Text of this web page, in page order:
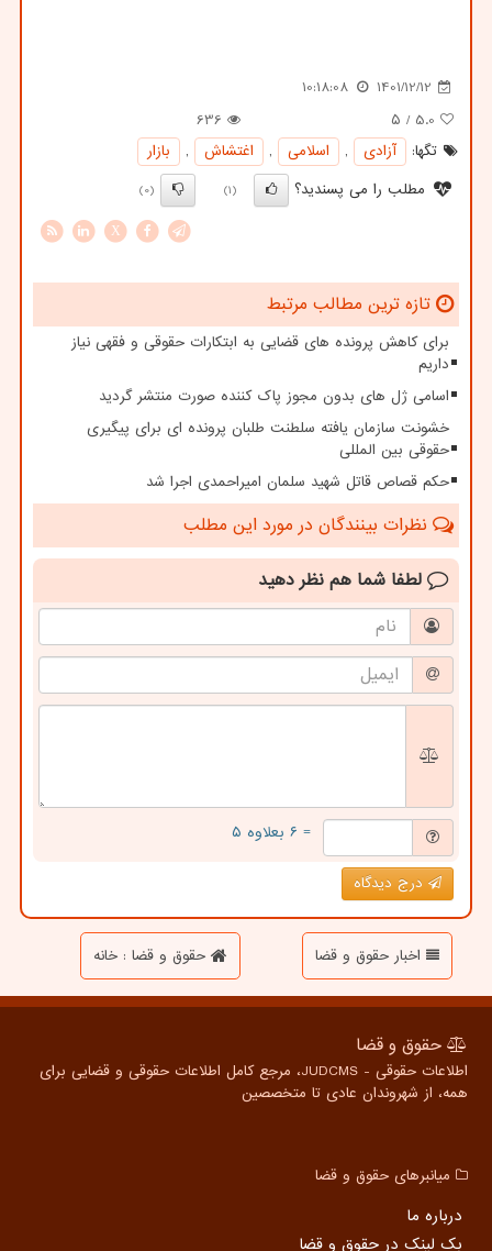
1401/12/12
10:18:08
5.0 / ۵
636
تگها:
آزادی , اسلامی , اغتشاش ,
بازار
مطلب را می پسندید؟
(1)
(0)
X
تازه ترین مطالب مرتبط
برای کاهش پرونده های قضایی به ابتکارات حقوقی و فقهی نیاز
داریم
اسامی ژل های بدون مجوز پاک کننده صورت منتشر گردید
خشونت سازمان یافته سلطنت طلبان پرونده ای برای پیگیری
حقوقی بین المللی
حکم قصاص قاتل شهید سلمان امیراحمدی اجرا شد
نظرات بینندگان در مورد این مطلب
لطفا شما هم نظر دهید
= ۶ بعلاوه ۵
درج دیدگاه
اخبار حقوق و قضا حقوق و قضا : خانه
حقوق و قضا
اطلاعات حقوقی - JUDCMS، مرجع کامل اطلاعات حقوقی و قضایی برای
همه، از شهروندان عادی تا متخصصین
میانبرهای حقوق و قضا
درباره ما
بک لینک در حقوق و قضا